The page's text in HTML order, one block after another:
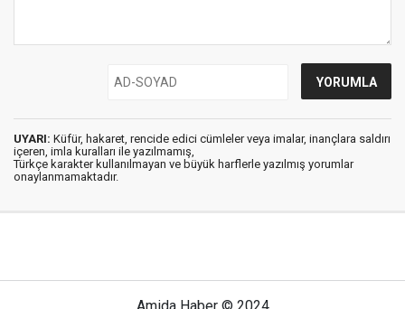
UYARI: Küfür, hakaret, rencide edici cümleler veya imalar, inançlara saldırı
içeren, imla kuralları ile yazılmamış,
Türkçe karakter kullanılmayan ve büyük harflerle yazılmış yorumlar
onaylanmamaktadır.